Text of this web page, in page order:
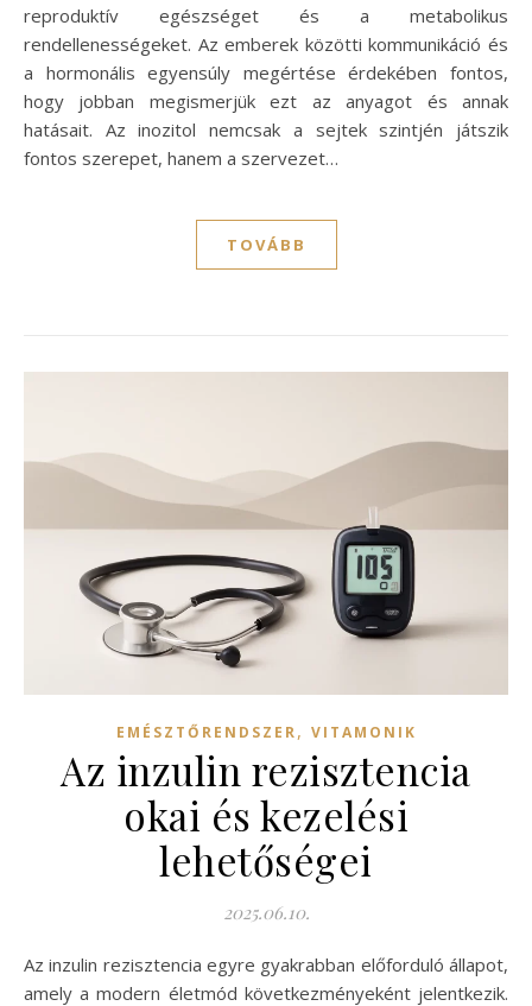
reproduktív egészséget és a metabolikus
rendellenességeket. Az emberek közötti kommunikáció és
a hormonális egyensúly megértése érdekében fontos,
hogy jobban megismerjük ezt az anyagot és annak
hatásait. Az inozitol nemcsak a sejtek szintjén játszik
fontos szerepet, hanem a szervezet…
TOVÁBB
EMÉSZTŐRENDSZER, VITAMONIK
Az inzulin rezisztencia
okai és kezelési
lehetőségei
2025.06.10.
Az inzulin rezisztencia egyre gyakrabban előforduló állapot,
amely a modern életmód következményeként jelentkezik.